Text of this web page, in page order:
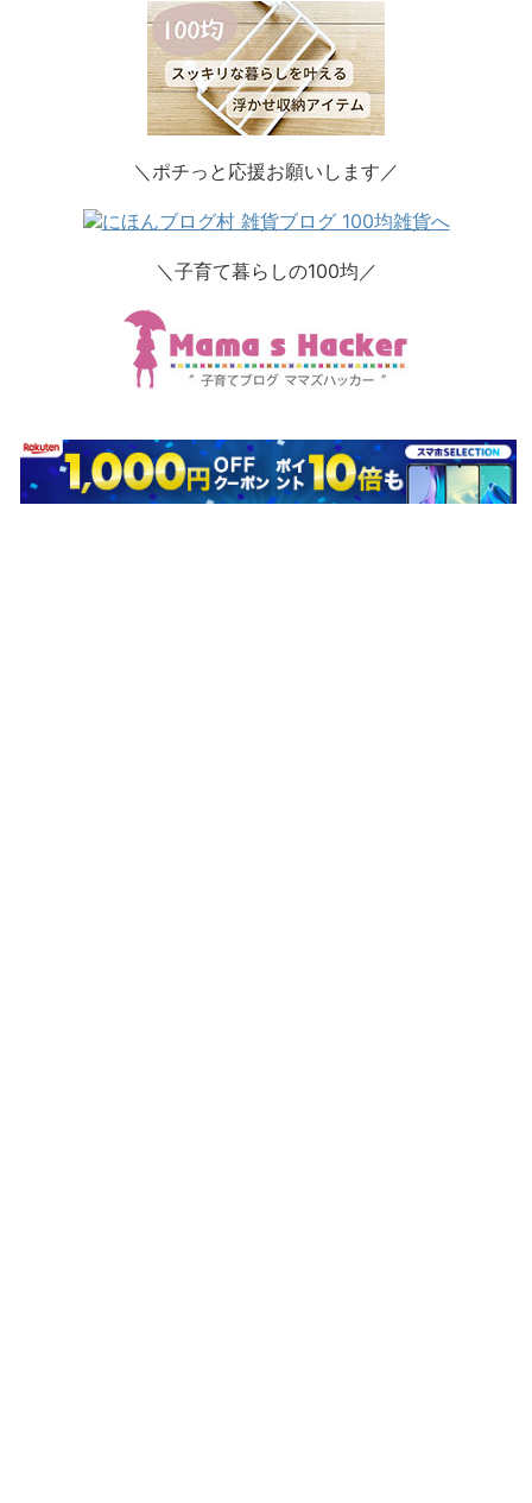
＼ポチっと応援お願いします／
＼子育て暮らしの100均／